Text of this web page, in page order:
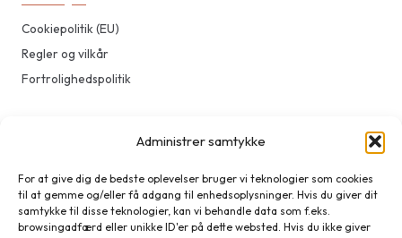
Administrer samtykke
For at give dig de bedste oplevelser bruger vi teknologier som cookies
til at gemme og/eller få adgang til enhedsoplysninger. Hvis du giver dit
samtykke til disse teknologier, kan vi behandle data som f.eks.
browsingadfærd eller unikke ID'er på dette websted. Hvis du ikke giver
Cookiepolitik (EU)
Regler og vilkår
Fortrolighedspolitik
Kontakt